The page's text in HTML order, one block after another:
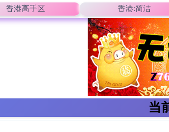
香港高手区 香港:简洁
当